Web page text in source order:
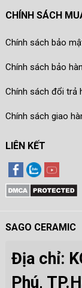
CHÍNH SÁCH
Chính sách bảo
Chính sách bảo
Chính sách đổi trả
Chính sách giao
LIÊN KẾT
SAGO CERAMIC
Địa chỉ:
Phú,